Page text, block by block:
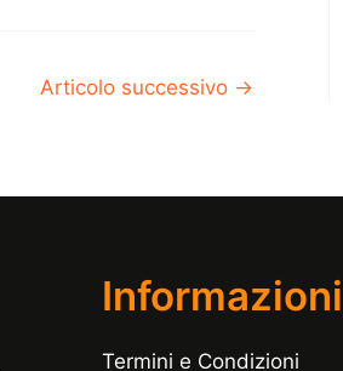
Articolo successivo →
Informazioni
Termini e Condizioni